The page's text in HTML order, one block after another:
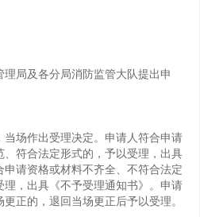
理局及各分局消防监管大队提出申
场作出受理决定。申请人符合申请
符合法定形式的，予以受理，出具
申请资格或材料不齐全、不符合法定
，出具《不予受理通知书》。申请
正的，退回当场更正后予以受理。